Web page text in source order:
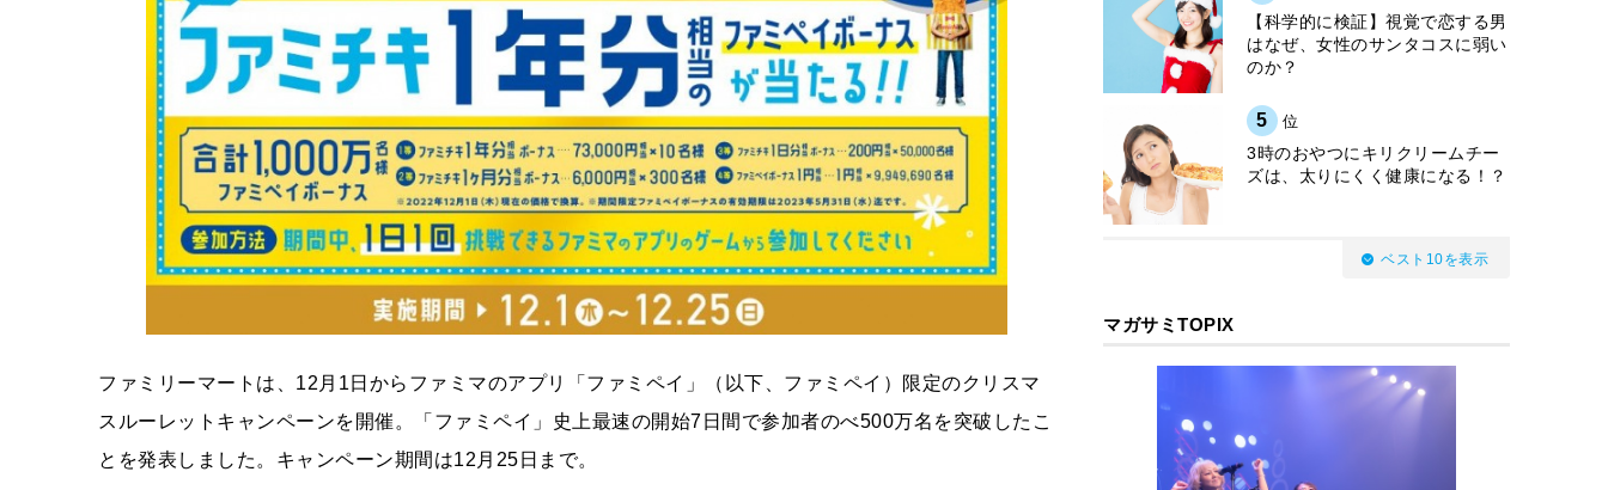
ファミリーマートは、12月1日からファミマのアプリ「ファミペイ」（以下、ファミペイ）限定のクリスマ
スルーレットキャンペーンを開催。「ファミペイ」史上最速の開始7日間で参加者のべ500万名を突破したこ
とを発表しました。キャンペーン期間は12月25日まで。
【科学的に検証】視覚で恋する男
はなぜ、女性のサンタコスに弱い
のか？
5 位
3時のおやつにキリクリームチー
ズは、太りにくく健康になる！？
ベスト10を表示
マガサミTOPIX